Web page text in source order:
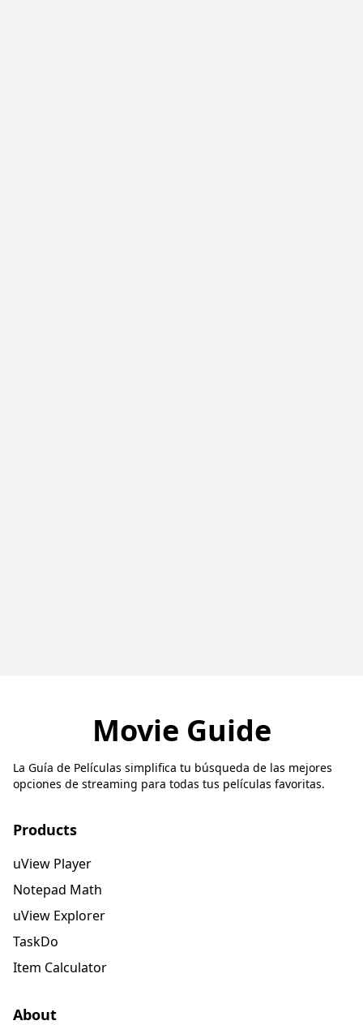
Movie Guide
La Guía de Películas simplifica tu búsqueda de las mejores
opciones de streaming para todas tus películas favoritas.
Products
uView Player
Notepad Math
uView Explorer
TaskDo
Item Calculator
About